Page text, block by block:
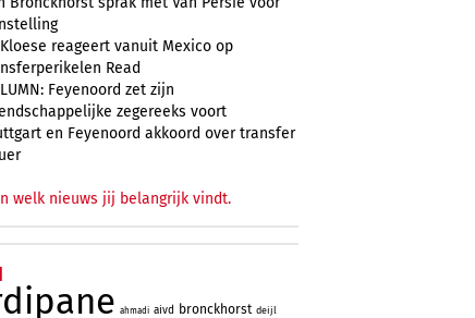
reageert vanuit Mexico op
Read
Feyenoord zet zijn
zegereeks voort
en Feyenoord akkoord over transfer
welk nieuws jij belangrijk vindt.
ahmadi aivd bronckhorst deijl